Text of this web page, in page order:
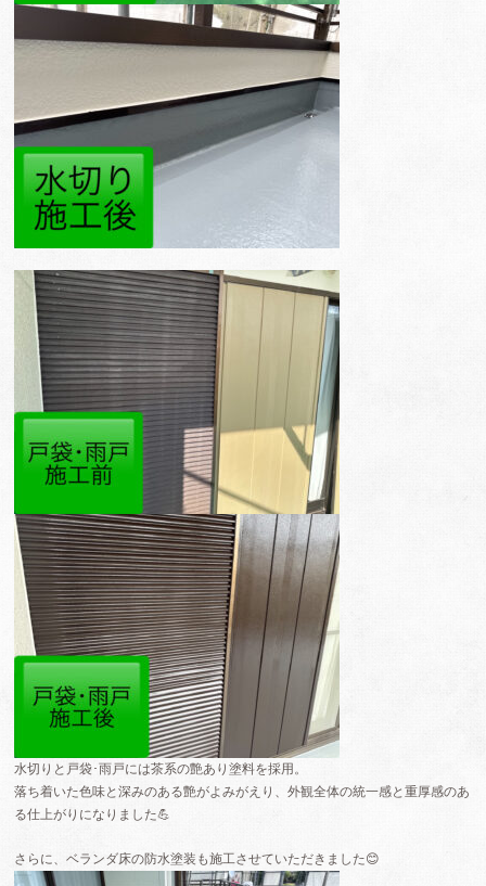
水切りと戸袋･雨戸には茶系の艶あり塗料を採用。
落ち着いた色味と深みのある艶がよみがえり、外観全体の統一感と重厚感のあ
る仕上がりになりました💪
さらに、ベランダ床の防水塗装も施工させていただきました😊